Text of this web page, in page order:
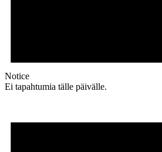
Notice
Ei tapahtumia tälle päivälle.